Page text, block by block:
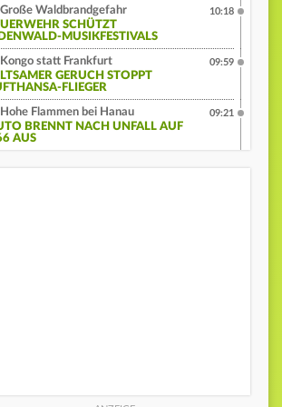
Große Waldbrandgefahr
SCHÜTZT
MUSIKFESTIVALS
10:18
Kongo statt Frankfurt
GERUCH STOPPT
FLIEGER
09:59
Hohe Flammen bei Hanau
BRENNT NACH UNFALL AUF
AUS
09:21